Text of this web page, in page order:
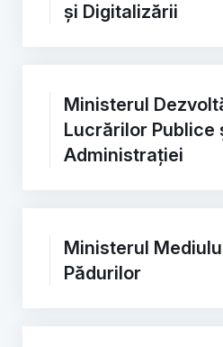
și Digitalizării
Ministerul
Lucrărilor Publice
Administrației
Ministerul
Pădurilor